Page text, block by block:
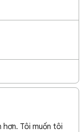
Tôi muốn tôi